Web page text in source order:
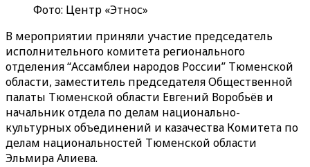
Фото: Центр «Этнос»
В мероприятии приняли участие председатель
исполнительного комитета регионального
отделения “Ассамблеи народов России” Тюменской
области, заместитель председателя Общественной
палаты Тюменской области Евгений Воробьёв и
начальник отдела по делам национально-
культурных объединений и казачества Комитета по
делам национальностей Тюменской области
Эльмира Алиева.